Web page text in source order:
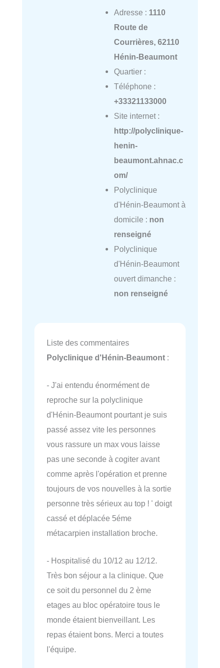
Adresse : 1110
Route de
Courrières, 62110
Hénin-Beaumont
Quartier :
Téléphone :
+33321133000
Site internet :
http://polyclinique-
henin-
beaumont.ahnac.c
om/
Polyclinique
d'Hénin-Beaumont à
domicile : non
renseigné
Polyclinique
d'Hénin-Beaumont
ouvert dimanche :
non renseigné
Liste des commentaires
Polyclinique d'Hénin-Beaumont :
- J'ai entendu énormément de
reproche sur la polyclinique
d'Hénin-Beaumont pourtant je suis
passé assez vite les personnes
vous rassure un max vous laisse
pas une seconde à cogiter avant
comme après l'opération et prenne
toujours de vos nouvelles à la sortie
personne très sérieux au top ! ' doigt
cassé et déplacée 5éme
métacarpien installation broche.
- Hospitalisé du 10/12 au 12/12.
Très bon séjour a la clinique. Que
ce soit du personnel du 2 ème
etages au bloc opératoire tous le
monde étaient bienveillant. Les
repas étaient bons. Merci a toutes
l'équipe.